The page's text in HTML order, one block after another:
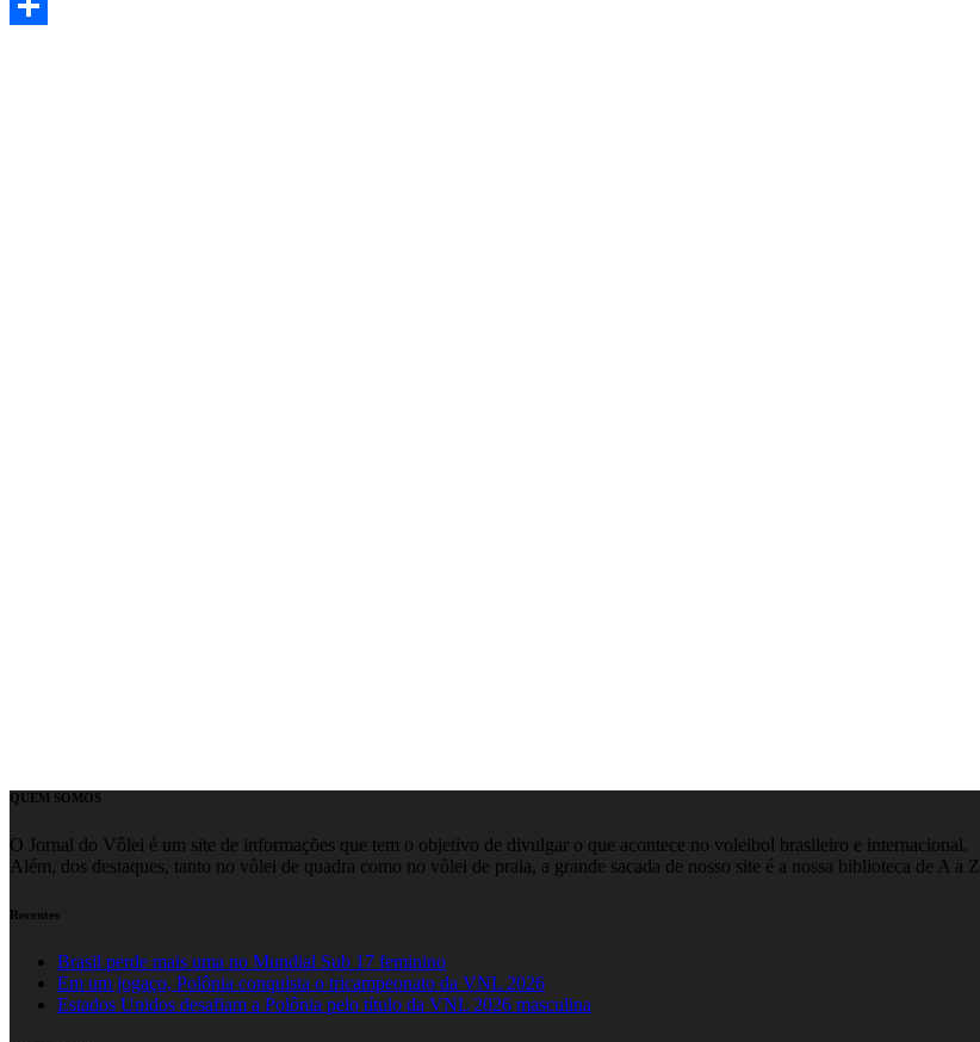
Email
QUEM SOMOS
O Jornal do Vôlei é um site de informações que tem o objetivo de divulgar o que acontece no voleibol brasileiro e internacional.
Além, dos destaques, tanto no vôlei de quadra como no vôlei de praia, a grande sacada de nosso site é a nossa biblioteca de A a Z
Recentes
Brasil perde mais uma no Mundial Sub 17 feminino
Em um jogaço, Polônia conquista o tricampeonato da VNL 2026
Estados Unidos desafiam a Polônia pelo título da VNL 2026 masculina